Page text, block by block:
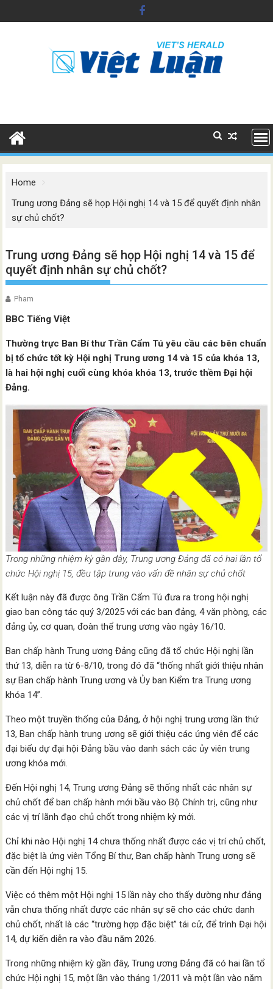
to
Home
Trung ương Đảng sẽ họp Hội nghị 14 và 15 để quyết định nhân
sự chủ chốt?
Trung ương Đảng sẽ họp Hội nghị 14 và 15 để
quyết định nhân sự chủ chốt?
Pham
BBC Tiếng Việt
Thường trực Ban Bí thư Trần Cẩm Tú yêu cầu các bên chuẩn
bị tổ chức tốt kỳ Hội nghị Trung ương 14 và 15 của khóa 13,
là hai hội nghị cuối cùng khóa khóa 13, trước thềm Đại hội
Đảng.
Trong những nhiệm kỳ gần đây, Trung ương Đảng đã có hai lần tổ
chức Hội nghị 15, đều tập trung vào vấn đề nhân sự chủ chốt
Kết luận này đã được ông Trần Cẩm Tú đưa ra trong hội nghị
giao ban công tác quý 3/2025 với các ban đảng, 4 văn phòng, các
đảng ủy, cơ quan, đoàn thể trung ương vào ngày 16/10.
Ban chấp hành Trung ương Đảng cũng đã tổ chức Hội nghị lần
thứ 13, diễn ra từ 6-8/10, trong đó đã “thống nhất giới thiệu nhân
sự Ban chấp hành Trung ương và Ủy ban Kiểm tra Trung ương
khóa 14”.
Theo một truyền thống của Đảng, ở hội nghị trung ương lần thứ
13, Ban chấp hành trung ương sẽ giới thiệu các ứng viên để các
đại biểu dự đại hội Đảng bầu vào danh sách các ủy viên trung
ương khóa mới.
Đến Hội nghị 14, Trung ương Đảng sẽ thống nhất các nhân sự
chủ chốt để ban chấp hành mới bầu vào Bộ Chính trị, cũng như
các vị trí lãnh đạo chủ chốt trong nhiệm kỳ mới.
Chỉ khi nào Hội nghị 14 chưa thống nhất được các vị trí chủ chốt,
đặc biệt là ứng viên Tổng Bí thư, Ban chấp hành Trung ương sẽ
cần đến Hội nghị 15.
Việc có thêm một Hội nghị 15 lần này cho thấy dường như đảng
vẫn chưa thống nhất được các nhân sự sẽ cho các chức danh
chủ chốt, nhất là các “trường hợp đặc biệt” tái cử, để trình Đại hội
14, dự kiến diễn ra vào đầu năm 2026.
Trong những nhiệm kỳ gần đây, Trung ương Đảng đã có hai lần tổ
chức Hội nghị 15, một lần vào tháng 1/2011 và một lần vào năm